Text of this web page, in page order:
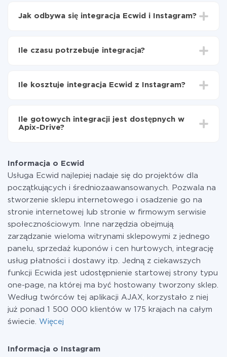
Jak odbywa się integracja Ecwid i Instagram?
Włącz aktualizację
Ile czasu potrzebuje integracja?
od 5 do 30 minut. Konfiguracja zajmuje średnio 10-15
Ile kosztuje integracja Ecwid z Instagram?
Płacisz tylko za ilość danych, która faktycznie jest
przekazywana z jednego z Twoich systemów do
w razie potrzeby przełączyć się na płatną. Więcej
informacji o taryfach.
Ile gotowych integracji jest dostępnych w
Apix-Drive?
Informacja o Ecwid
Usługa Ecwid najlepiej nadaje się do projektów dla
początkujących i średniozaawansowanych. Pozwala na
stworzenie sklepu internetowego i osadzenie go na
stronie internetowej lub stronie w firmowym serwisie
społecznościowym. Inne narzędzia obejmują
zarządzanie wieloma witrynami sklepowymi z jednego
panelu, sprzedaż kuponów i cen hurtowych, integrację
usług płatności i dostawy itp. Jedną z ciekawszych
funkcji Ecwida jest udostępnienie startowej strony typu
one-page, na której ma być hostowany tworzony sklep.
Według twórców tej aplikacji AJAX, korzystało z niej
już ponad 1 500 000 klientów w 175 krajach na całym
świecie. Więcej
Informacja o Instagram